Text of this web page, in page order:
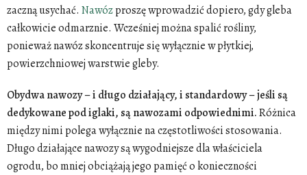
zaczną usychać. Nawózproszę wprowadzić dopiero, gdy gleba
całkowicie odmarznie. Wcześniej można spalić rośliny,
ponieważ nawóz skoncentruje się wyłącznie w płytkiej,
powierzchniowej warstwie gleby.
Obydwa nawozy – i długo działający, i standardowy – jeśli są
dedykowane pod iglaki, są nawozami odpowiednimi.Różnica
między nimi polega wyłącznie na częstotliwości stosowania.
Długo działające nawozy są wygodniejsze dla właściciela
ogrodu, bo mniej obciążają jego pamięć o konieczności